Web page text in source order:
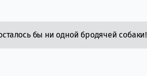
бы ни одной бродячей собаки!